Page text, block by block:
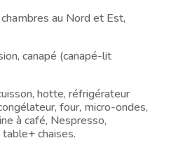
au Nord et Est,
canapé (canapé-lit
hotte, réfrigérateur
four, micro-ondes,
à café, Nespresso,
chaises.